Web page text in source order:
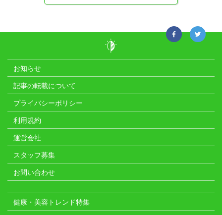
お知らせ
記事の転載について
プライバシーポリシー
利用規約
運営会社
スタッフ募集
お問い合わせ
健康・美容トレンド特集